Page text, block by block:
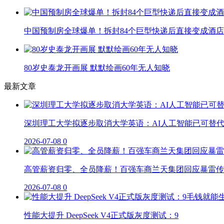
中国预制房全球爆单！拆封84个巨型快递后直接变成酒店
80岁史泰龙开画展 默默绘画60年无人知晓
最新文章
深圳理工大学拟逐步取消大学英语：AI人工智能已可替代
2026-07-08 0
高管薪资归零、全员降薪！百强车商兰天集团回应暴雷
2026-07-08 0
性能大提升 DeepSeek V4正式版灰度测试：9